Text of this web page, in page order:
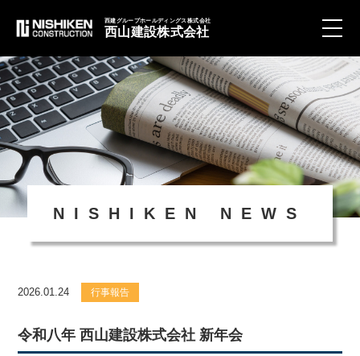
toggle
西建グループホールディングス株式会社
西山建設株式会社
NISHIKEN NEWS
2026.01.24 行事報告
令和八年 西山建設株式会社 新年会